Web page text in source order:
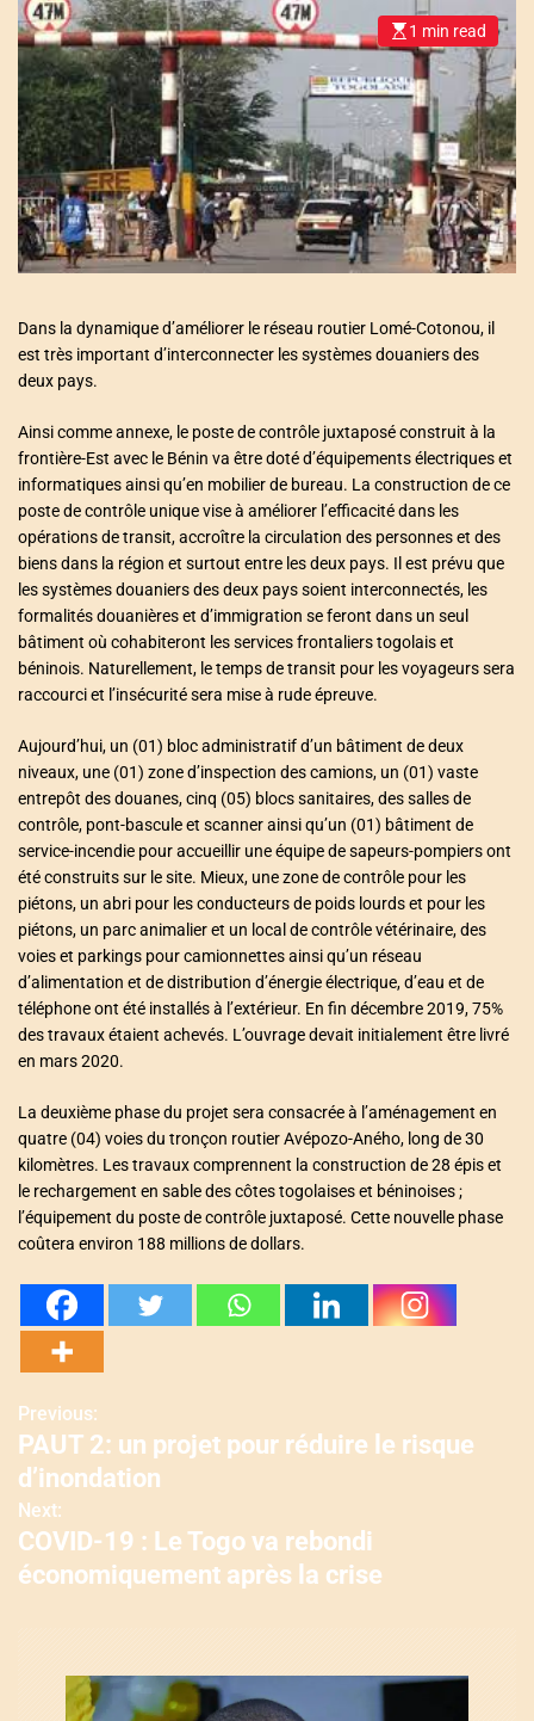
E
s
t
m
t
e
d
r
e
a
d
t
i
1 min read
Dans la dynamique d’améliorer le réseau routier Lomé-Cotonou, il
est très important d’interconnecter les systèmes douaniers des
deux pays.
Ainsi comme annexe, le poste de contrôle juxtaposéconstruit à la
frontière-Est avec le Bénin va être doté d’équipements électriques et
informatiques ainsi qu’en mobilier de bureau. La construction de ce
poste de contrôle unique vise à améliorer l’efficacité dans les
opérations de transit, accroître la circulation des personnes et des
biens dans la région et surtout entre les deux pays. Il est prévu que
les systèmes douaniers des deux pays soient interconnectés, les
formalités douanières et d’immigration se feront dans un seul
bâtiment où cohabiteront les services frontaliers togolais et
béninois. Naturellement, le temps de transit pour les voyageurs sera
raccourci et l’insécurité sera mise à rude épreuve.
Aujourd’hui, un (01) bloc administratif d’un bâtiment de deux
niveaux, une (01) zone d’inspection des camions, un (01) vaste
entrepôt des douanes, cinq (05) blocs sanitaires, des salles de
contrôle, pont-bascule et scanner ainsi qu’un (01) bâtiment de
service-incendie pour accueillir une équipe de sapeurs-pompiers ont
été construits sur le site. Mieux, une zone de contrôle pour les
piétons, un abri pour les conducteurs de poids lourds et pour les
piétons, un parc animalier et un local de contrôle vétérinaire, des
voies et parkings pour camionnettes ainsi qu’un réseau
d’alimentation et de distribution d’énergie électrique, d’eau et de
téléphone ont été installés à l’extérieur. En fin décembre 2019, 75%
des travaux étaient achevés. L’ouvrage devait initialement être livré
en mars 2020.
La deuxième phase du projet sera consacrée à l’aménagement en
quatre (04) voies du tronçon routier Avépozo-Aného, long de 30
kilomètres. Les travaux comprennent la construction de 28 épis et
le rechargement en sable des côtes togolaises et béninoises ;
l’équipement du poste de contrôle juxtaposé. Cette nouvelle phase
coûtera environ 188 millions de dollars.
N
a
v
i
Previous:
PAUT 2: un projet pour réduire le risque
d’inondation
Next:
COVID-19 : Le Togo va rebondi
économiquement après la crise